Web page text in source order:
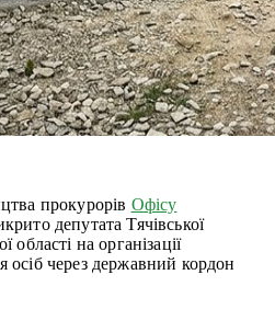
прокурорів Офісу
депутата Тячівської
області на організації
осіб через державний кордон